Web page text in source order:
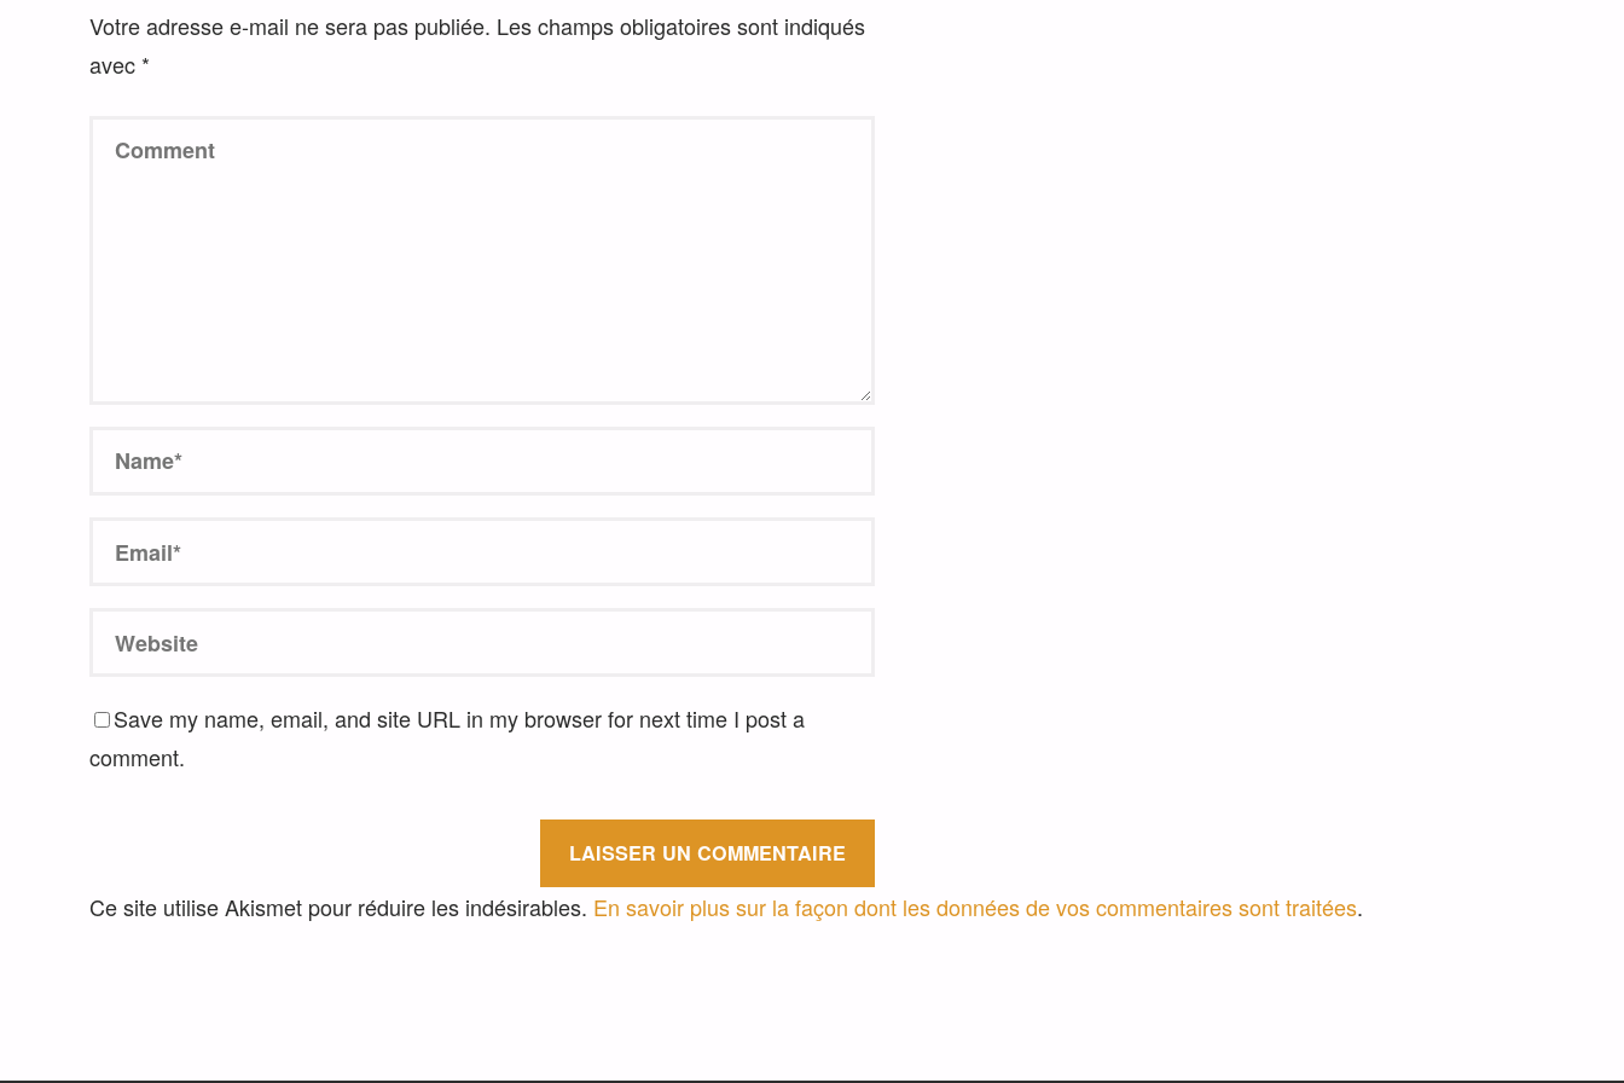
Votre adresse e-mail ne sera pas publiée. Les champs obligatoires sont indiqués
avec *
Save my name, email, and site URL in my browser for next time I post a
comment.
Ce site utilise Akismet pour réduire les indésirables. En savoir plus sur la façon dont les données de vos commentaires sont traitées.